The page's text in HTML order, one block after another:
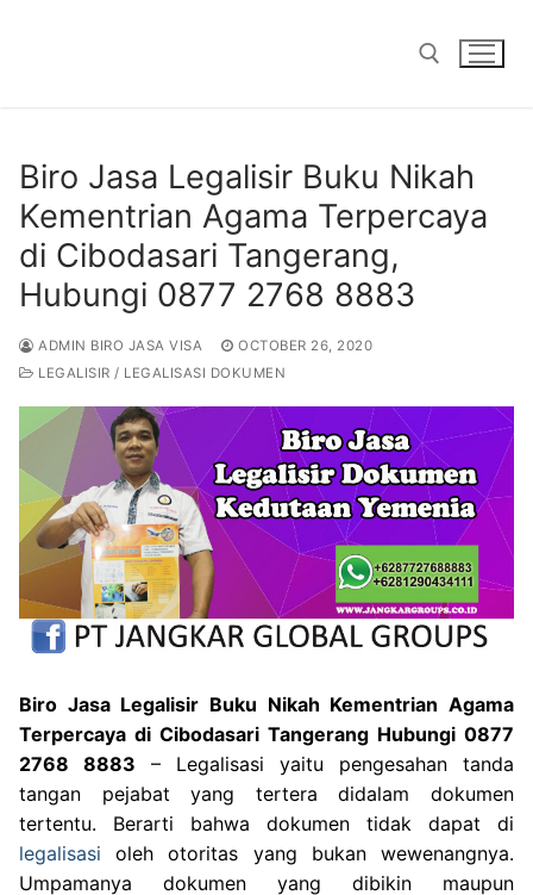
Biro Jasa Legalisir Buku Nikah
Kementrian Agama Terpercaya
di Cibodasari Tangerang,
Hubungi 0877 2768 8883
ADMIN BIRO JASA VISA
OCTOBER 26, 2020
LEGALISIR / LEGALISASI DOKUMEN
Biro Jasa Legalisir Buku Nikah Kementrian Agama
Terpercaya di Cibodasari Tangerang Hubungi 0877
2768 8883 – Legalisasi yaitu pengesahan tanda
tangan pejabat yang tertera didalam dokumen
tertentu. Berarti bahwa dokumen tidak dapat di
legalisasi oleh otoritas yang bukan wewenangnya.
Umpamanya dokumen yang dibikin maupun